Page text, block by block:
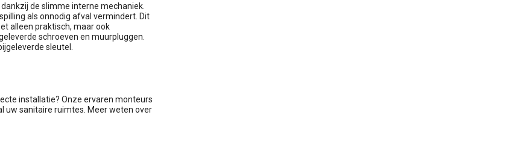
de slimme interne mechaniek.
als onnodig afval vermindert. Dit
alleen praktisch, maar ook
schroeven en muurpluggen.
sleutel.
installatie? Onze ervaren monteurs
uw sanitaire ruimtes. Meer weten over